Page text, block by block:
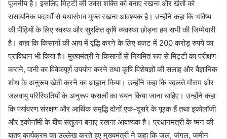
पूजनीय है। इसलिए मिट्टी की उर्वरा शक्ति को बनाए रखना और खेतों को
रासायनिक पदार्थों से यथासंभव मुक्त रखना आवश्यक है। उन्होंने कहा कि भविष्य
की पीढ़ियों के लिए स्वस्थ और सुरक्षित कृषि व्यवस्था छोड़ना हम सभी की जिम्मेदारी
है। कहा कि किसानों की आय में वृद्धि करने के लिए बजट में 200 करोड़ रुपये का
प्राविधान भी किया है। मुख्यमंत्री ने किसानों से नियमित रूप से मिट्टी का परीक्षण
कराने, पानी का विवेकपूर्ण उपयोग करने तथा कृषि विशेषज्ञों की सलाह और वैज्ञानिक
शोध के अनुरूप खेती करने का आह्वान किया। उन्होंने कहा कि बदलते मौसम और
जलवायु परिस्थितियों के अनुरूप फसलों का चयन किया जाना चाहिए। उन्होंने कहा
कि पर्यावरण संरक्षण और आर्थिक समृद्धि दोनों एक-दूसरे के पूरक हैं तथा इकोलॉजी
और इकोनॉमी के बीच संतुलन बनाए रखना आवश्यक है। प्रधानमंत्री के ष्मन की
बातष् कार्यक्रम का उल्लेख करते हुए मुख्यमंत्री ने कहा कि जल, जंगल, जमीन